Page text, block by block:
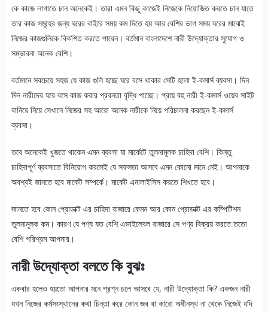
কে কাজে লাগাতে চান অনেকেই। তারা এমন কিছু কাজেই নিজেকে নিয়োজিত করতে চান যাতে
তার কাজ সমূহের জন্য ঘরের বাইরে সময় কম দিতে হয় আর বেশির ভাগ সময় ঘরের মাঝেই
নিজের কাজগুলিকে বিকশিত করতে পারেন। বর্তমান বাংলাদেশে নারী উদ্যোক্তার সুযোগ ও
সম্ভাবনা অনেক বেশি।
বর্তমানে সবচেয়ে সহজ যে কাজ গুলি হচ্ছে ঘরে বসে থাকার সেটি হলো ই-কমার্স ব্যবসা। দিন
দিন নারীদের ঘরে বসে কাজ করার প্রবনতা বৃদ্ধি পাচ্ছে। প্রায় বহু নারী ই-কমার্স ওয়েব সাইট
বানিয়ে নিয়ে সেখানে নিজের সহ আরো অনেক নারীকে নিয়ে পরিচালনা করছেন ই-কমার্স
ব্যবসা।
তবে অনেকেই খুজতে থাকেন এমন ব্যবসা যা মার্কেটে তুলনামূলক চাহিদা বেশি। কিন্তু
চাহিদাপূর্ণ ব্যবসাতে বিনিয়োগ করলেই যে সফলতা আসবে এমন কোনো মানে নেই। আপনাকে
অবশ্যই জানতে হবে মার্কেট সম্পর্কে। মার্কেট এনালাইসিস করতে শিখতে হবে।
জানতে হবে কোন প্রোডাক্ট এর চাহিদা বাজারে কেমন আর কোন প্রোডাক্ট এর কম্পিটিশন
তুলনামূলক কম। কারণ যে পণ্য যত বেশি এভাইলেবল বাজারে সে পণ্য বিক্রয় করতে ততো
বেশি পরিশ্রম আপনার।
নারী উদ্যোক্তা বলতে কি বুঝঃ
একবার হলেও হয়তো আপনার মনে প্রশ্ন চলে আসবে যে, নারী উদ্যোক্তা কি? একজন নারী
যখন নিজের কর্মসংস্থানের কথা চিন্তা করে কোন জব বা কারো অধীনস্থ না থেকে নিজেই যদি